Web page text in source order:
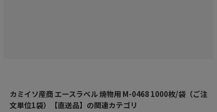
カミイソ産商 エースラベル 焼物用 M-0468 1000枚/袋（ご注
文単位1袋）【直送品】の関連カテゴリ